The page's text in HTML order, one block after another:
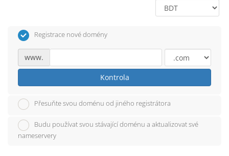
Registrace nové domény
www.
Kontrola
Přesuňte svou doménu od jiného registrátora
Budu používat svou stávající doménu a aktualizovat své
nameservery